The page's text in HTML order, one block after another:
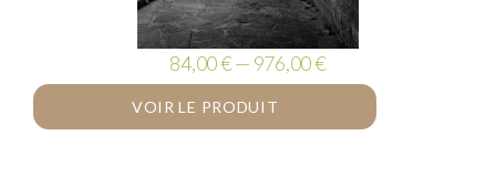
84,00 € — 976,00 €
VOIR LE PRODUIT